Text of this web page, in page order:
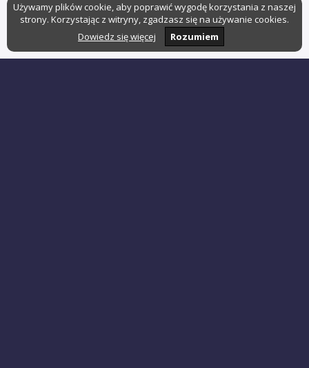
Używamy plików cookie, aby poprawić wygodę korzystania z naszej
strony. Korzystając z witryny, zgadzasz się na używanie cookies.
Dowiedz się więcej
Rozumiem